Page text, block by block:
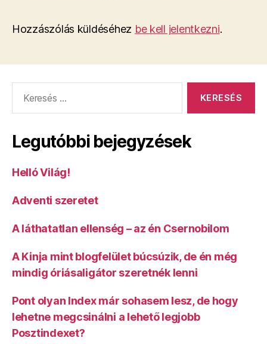
Hozzászólás küldéséhez be kell jelentkezni.
Legutóbbi bejegyzések
Helló Világ!
Adventi szeretet
A láthatatlan ellenség – az én Csernobilom
A Kinja mint blogfelület búcsúzik, de én még
mindig óriásaligátor szeretnék lenni
Pont olyan Index már sohasem lesz, de hogy
lehetne megcsinálni a lehető legjobb
Posztindexet?